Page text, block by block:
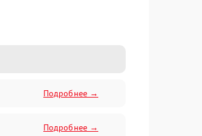
Подробнее →
Подробнее →